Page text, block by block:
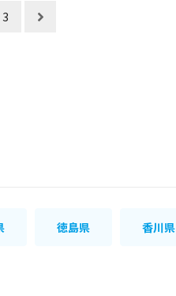
3
徳島県 香川県